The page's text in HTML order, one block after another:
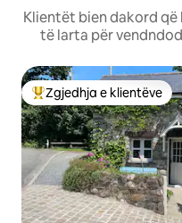
Klientët bien dakord që
të larta për
Më të mirat e zgjedhjeve
Zgjedhja e klientëve